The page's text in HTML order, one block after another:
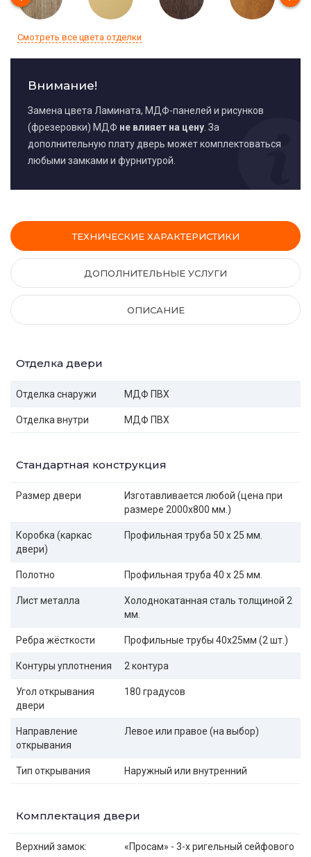
Смотреть все цвета отделки
Внимание!
Замена цвета Ламината, МДФ-панелей и рисунков
(фрезеровки) МДФ не влияет на цену . За
дополнительную плату дверь может комплектоваться
любыми замками и фурнитурой.
ТЕХНИЧЕСКИЕ ХАРАКТЕРИСТИКИ
ДОПОЛНИТЕЛЬНЫЕ УСЛУГИ
ОПИСАНИЕ
Отделка двери
Отделка снаружи МДФ ПВХ
Отделка внутри МДФ ПВХ
Стандартная конструкция
Размер двери
Изготавливается любой (цена при
размере 2000x800 мм.)
Коробка (каркас
двери)
Профильная труба 50 х 25 мм.
Полотно Профильная труба 40 х 25 мм.
Лист металла
Холоднокатанная сталь толщиной 2
мм.
Ребра жёсткости Профильные трубы 40х25мм (2 шт.)
Контуры уплотнения 2 контура
Угол открывания
двери
180 градусов
Направление
открывания
Левое или правое (на выбор)
Тип открывания Наружный или внутренний
Комплектация двери
Верхний замок:
«Просам» - 3-х ригельный сейфового